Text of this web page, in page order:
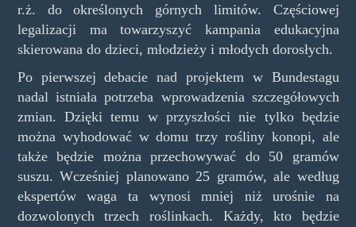
r.ż. do określonych górnych limitów. Częściowej
legalizacji ma towarzyszyć kampania edukacyjna
skierowana do dzieci, młodzieży i młodych dorosłych.
Po pierwszej debacie nad projektem w Bundestagu
nadal istniała potrzeba wprowadzenia szczegółowych
zmian. Dzięki temu w przyszłości nie tylko będzie
można wyhodować w domu trzy rośliny konopi, ale
także będzie można przechowywać do 50 gramów
suszu. Wcześniej planowano 25 gramów, ale według
ekspertów waga ta wynosi mniej niż urośnie na
dozwolonych trzech roślinkach. Każdy, kto będzie